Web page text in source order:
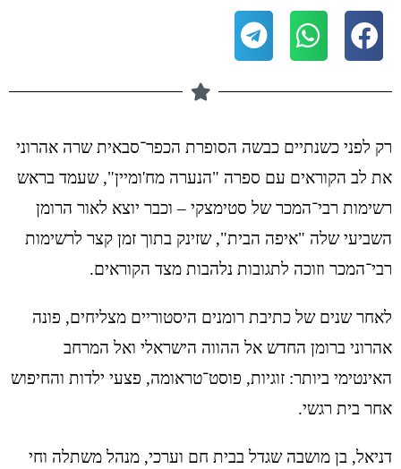
רק לפני כשנתיים כבשה הסופרת הכפר־סבאית שרה אהרוני
את לב הקוראים עם ספרה "הנערה מח'ומיין", שעמד בראש
רשימות רבי־המכר של סטימצקי – וכבר יוצא לאור הרומן
השביעי שלה "איפה הבית", שזינק בתוך זמן קצר לרשימות
רבי־המכר וזוכה לתגובות נלהבות מצד הקוראים.
לאחר שנים של כתיבת רומנים היסטוריים מצליחים, פונה
אהרוני ברומן החדש אל ההווה הישראלי ואל המרחב
האינטימי ביותר: זוגיות, פוסט־טראומה, פצעי ילדות והחיפוש
אחר בית רגשי.
דניאל, בן מושבה שגדל בבית חם וערכי, מנהל משתלה וחי